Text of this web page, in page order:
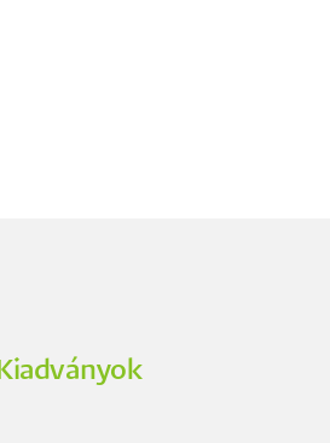
Kiadványok